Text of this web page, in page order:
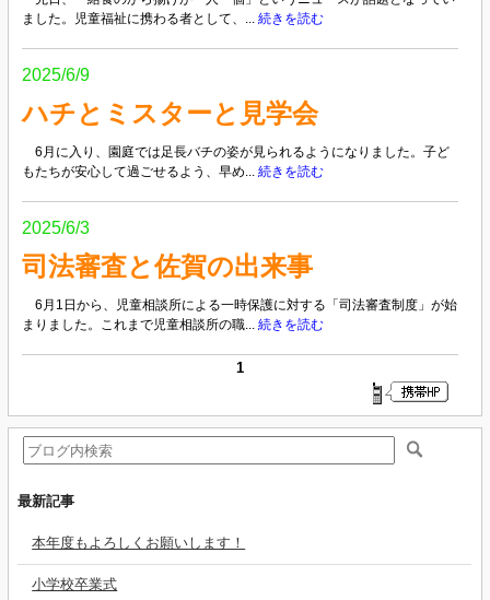
ました。児童福祉に携わる者として、... 続きを読む
2025/6/9
ハチとミスターと見学会
6月に入り、園庭では足長バチの姿が見られるようになりました。子ど
もたちが安心して過ごせるよう、早め... 続きを読む
2025/6/3
司法審査と佐賀の出来事
6月1日から、児童相談所による一時保護に対する「司法審査制度」が始
まりました。これまで児童相談所の職... 続きを読む
1
最新記事
本年度もよろしくお願いします！
小学校卒業式